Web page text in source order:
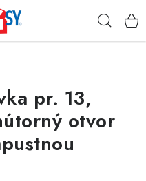
pr. 13,
otvor